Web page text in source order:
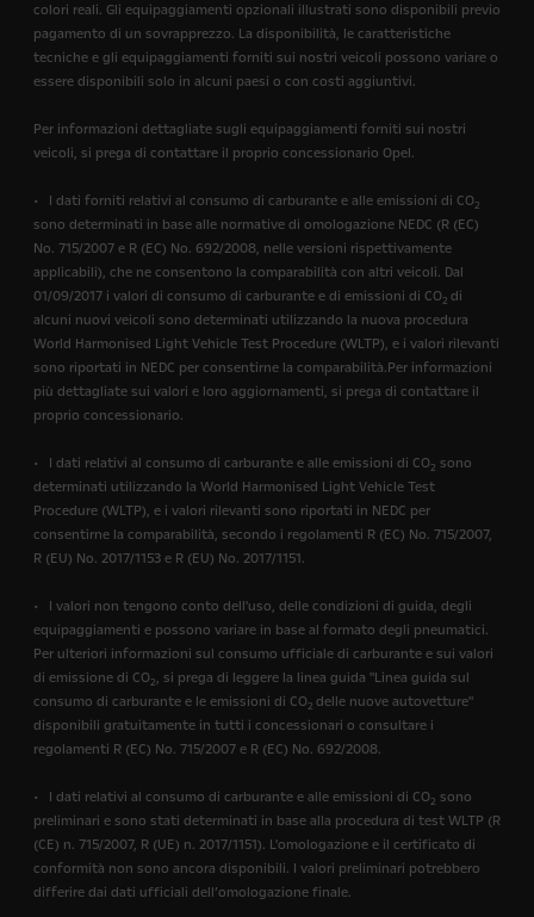
colori reali. Gli equipaggiamenti opzionali illustrati sono disponibili previo
pagamento di un sovrapprezzo. La disponibilità, le caratteristiche
tecniche e gli equipaggiamenti forniti sui nostri veicoli possono variare o
essere disponibili solo in alcuni paesi o con costi aggiuntivi.
Per informazioni dettagliate sugli equipaggiamenti forniti sui nostri
veicoli, si prega di contattare il proprio concessionario Opel.
• I dati forniti relativi al consumo di carburante e alle emissioni di CO2
sono determinati in base alle normative di omologazione NEDC (R (EC)
No. 715/2007 e R (EC) No. 692/2008, nelle versioni rispettivamente
applicabili), che ne consentono la comparabilità con altri veicoli. Dal
01/09/2017 i valori di consumo di carburante e di emissioni di CO2 di
alcuni nuovi veicoli sono determinati utilizzando la nuova procedura
World Harmonised Light Vehicle Test Procedure (WLTP), e i valori rilevanti
sono riportati in NEDC per consentirne la comparabilità.Per informazioni
più dettagliate sui valori e loro aggiornamenti, si prega di contattare il
proprio concessionario.
• I dati relativi al consumo di carburante e alle emissioni di CO2 sono
determinati utilizzando la World Harmonised Light Vehicle Test
Procedure (WLTP), e i valori rilevanti sono riportati in NEDC per
consentirne la comparabilità, secondo i regolamenti R (EC) No. 715/2007,
R (EU) No. 2017/1153 e R (EU) No. 2017/1151.
• I valori non tengono conto dell'uso, delle condizioni di guida, degli
equipaggiamenti e possono variare in base al formato degli pneumatici.
Per ulteriori informazioni sul consumo ufficiale di carburante e sui valori
di emissione di CO2, si prega di leggere la linea guida "Linea guida sul
consumo di carburante e le emissioni di CO2 delle nuove autovetture"
disponibili gratuitamente in tutti i concessionari o consultare i
regolamenti R (EC) No. 715/2007 e R (EC) No. 692/2008.
• I dati relativi al consumo di carburante e alle emissioni di CO2 sono
preliminari e sono stati determinati in base alla procedura di test WLTP (R
(CE) n. 715/2007, R (UE) n. 2017/1151). L'omologazione e il certificato di
conformità non sono ancora disponibili. I valori preliminari potrebbero
differire dai dati ufficiali dell’omologazione finale.